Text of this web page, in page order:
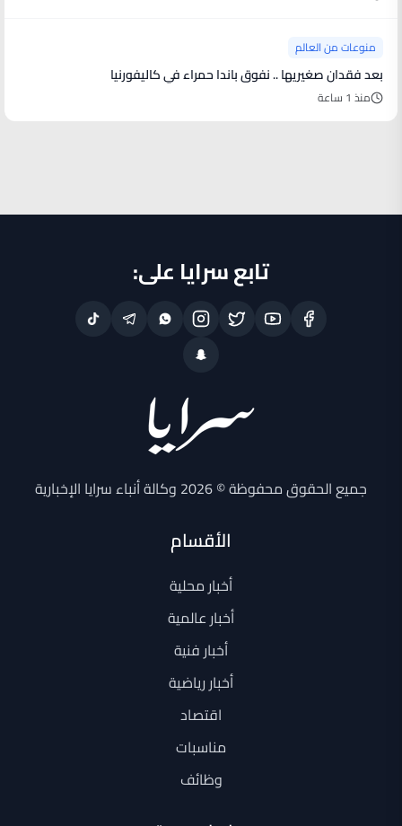
منوعات من العالم
بعد فقدان صغيريها .. نفوق باندا حمراء في كاليفورنيا
منذ 1 ساعة
تابع سرايا على:
جميع الحقوق محفوظة © 2026 وكالة أنباء سرايا الإخبارية
الأقسام
أخبار محلية
أخبار عالمية
أخبار فنية
أخبار رياضية
اقتصاد
مناسبات
وظائف